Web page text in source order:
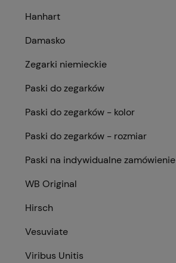
Hanhart
Damasko
Zegarki niemieckie
Paski do zegarków
Paski do zegarków - kolor
Paski do zegarków - rozmiar
Paski na indywidualne zamówienie
WB Original
Hirsch
Vesuviate
Viribus Unitis